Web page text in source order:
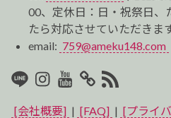
00、定休日：日・祝祭日、
たら対応させていただきま
email: 759@ameku148.com
LINEInstagram
Youtube
マ
イ
RSS2
[会社概要] | [FAQ] | [プライ